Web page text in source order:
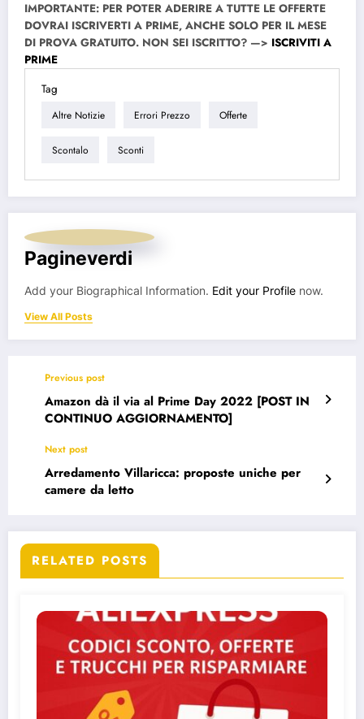
IMPORTANTE: PER POTER ADERIRE A TUTTE LE OFFERTE
DOVRAI ISCRIVERTI A PRIME, ANCHE SOLO PER IL MESE
DI PROVA GRATUITO. NON SEI ISCRITTO? —> ISCRIVITI A
PRIME
Tag
Altre Notizie Errori Prezzo Offerte
Scontalo Sconti
Pagineverdi
Add your Biographical Information. Edit your Profile now.
View All Posts
Previous post
Amazon dà il via al Prime Day 2022 [POST IN
CONTINUO AGGIORNAMENTO]
Next post
Arredamento Villaricca: proposte uniche per
camere da letto
RELATED POSTS